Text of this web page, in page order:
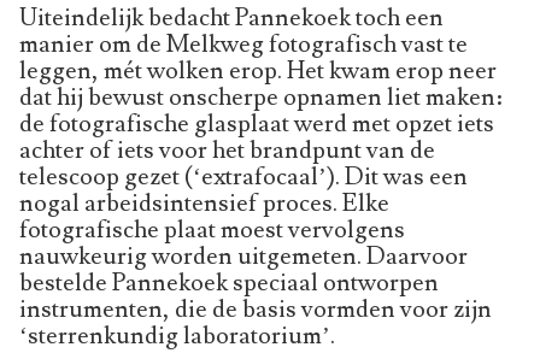
Uiteindelijk bedacht Pannekoek toch een
manier om de Melkweg fotografisch vast te
leggen, mét wolken erop. Het kwam erop neer
dat hij bewust onscherpe opnamen liet maken:
de fotografische glasplaat werd met opzet iets
achter of iets voor het brandpunt van de
telescoop gezet (‘extrafocaal’). Dit was een
nogal arbeidsintensief proces. Elke
fotografische plaat moest vervolgens
nauwkeurig worden uitgemeten. Daarvoor
bestelde Pannekoek speciaal ontworpen
instrumenten, die de basis vormden voor zijn
‘sterrenkundig laboratorium’.